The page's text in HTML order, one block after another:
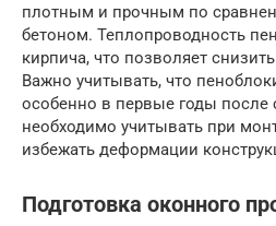
плотным и прочным по
бетоном. Теплопроводность
кирпича, что позволяет
Важно учитывать, что
особенно в первые годы после
необходимо учитывать при
избежать деформации
Подготовка оконного